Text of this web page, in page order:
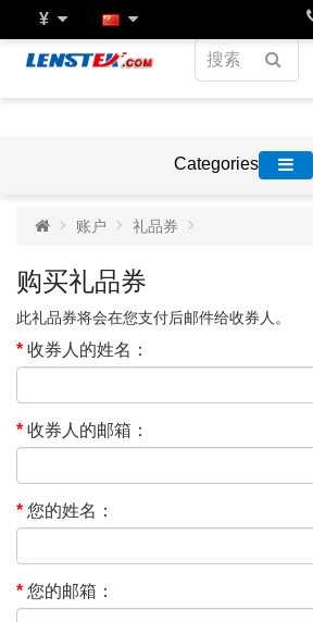
¥
Categories
账户 礼品券
购买礼品券
此礼品券将会在您支付后邮件给收券人。
收券人的姓名：
收券人的邮箱：
您的姓名：
您的邮箱：